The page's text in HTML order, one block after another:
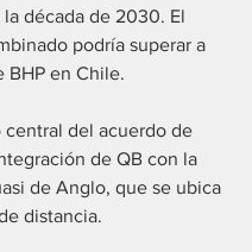
década de 2030. El
podría superar a
BHP en Chile.
central del acuerdo de
de QB con la
de Anglo, que se ubica
distancia.